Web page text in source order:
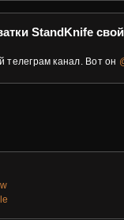
StandKnife
телеграм канал. Вот он